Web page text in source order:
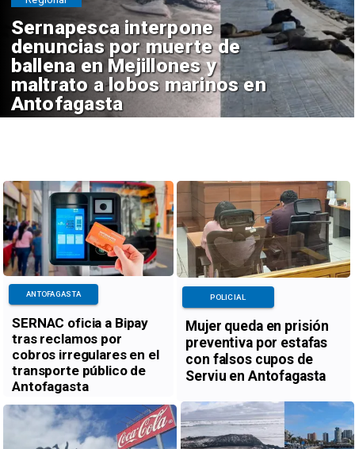
Sernapesca interpone
denuncias por muerte de
ballena en Mejillones y
maltrato a lobos marinos en
Antofagasta
SERNAC oficia a Bipay
tras reclamos por
cobros irregulares en el
transporte público de
Antofagasta
ANTOFAGASTA
Mujer queda en prisión
preventiva por estafas
con falsos cupos de
Serviu en Antofagasta
POLICIAL